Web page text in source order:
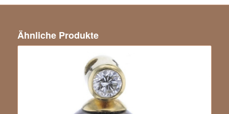
Ähnliche Produkte